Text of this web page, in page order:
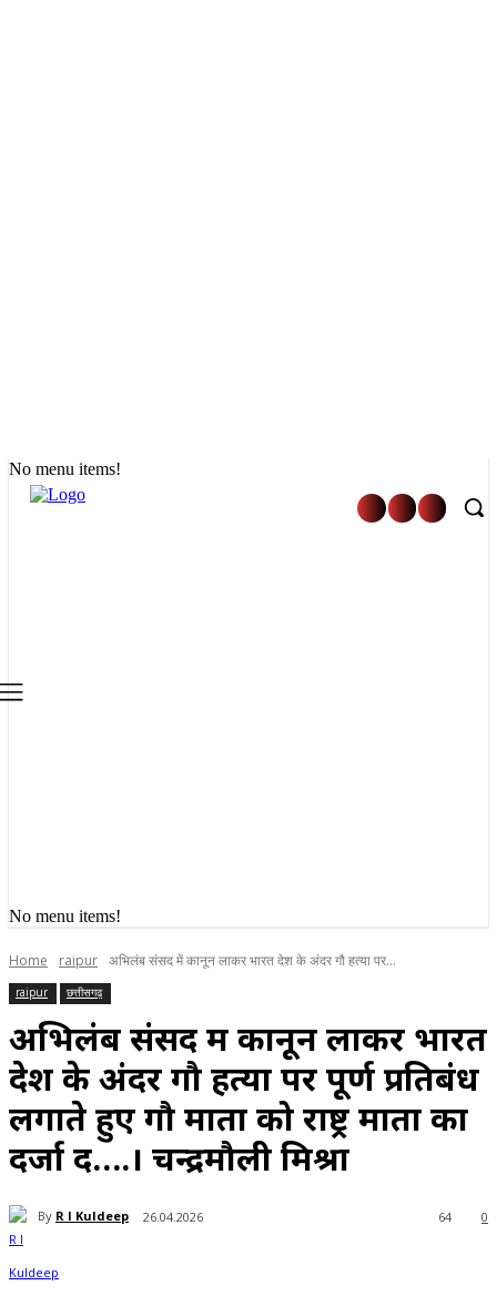
No menu items!
No menu items!
Home raipur अभिलंब संसद में कानून लाकर भारत देश के अंदर गौ हत्या पर...
raipur छत्तीसगढ़
अभिलंब संसद में कानून लाकर भारत
देश के अंदर गौ हत्या पर पूर्ण प्रतिबंध
लगाते हुए गौ माता को राष्ट्र माता का
दर्जा दें….। चन्द्रमौली मिश्रा
By R l Kuldeep 26.04.2026 0
64